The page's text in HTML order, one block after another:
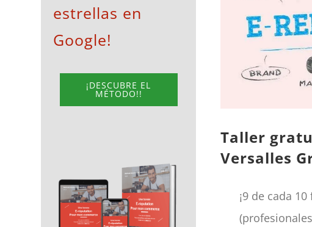
Taller
Versalles
¡9 de cada
estrellas en
Google!
¡DESCUBRE EL
MÉTODO!!